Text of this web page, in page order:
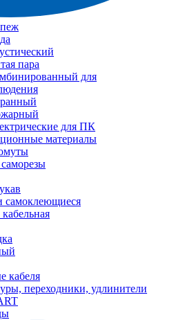
пара
для
для ПК
материалы
самоклеющиеся
кабеля
переходники, удлинители